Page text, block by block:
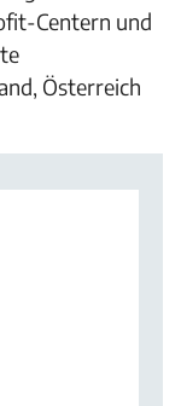
Centern und
Österreich